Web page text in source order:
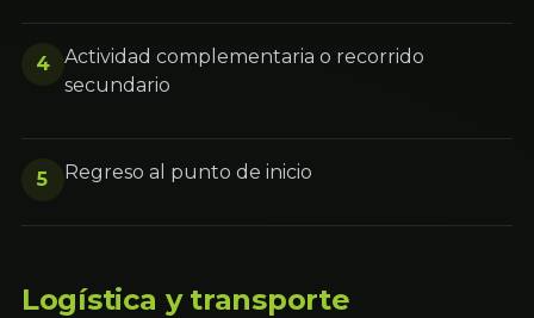
4
Actividad complementaria o recorrido
secundario
5 Regreso al punto de inicio
Logística y transporte